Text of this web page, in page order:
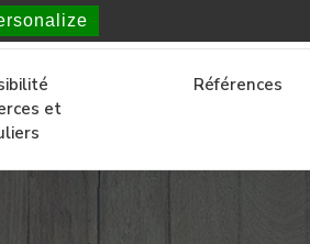
et
Références